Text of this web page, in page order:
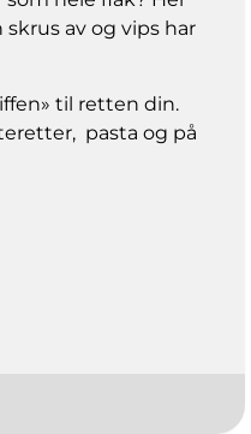
av og vips har
til retten din.
pasta og på